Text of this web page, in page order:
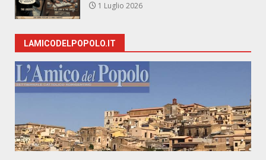
1 Luglio 2026
LAMICODELPOPOLO.IT